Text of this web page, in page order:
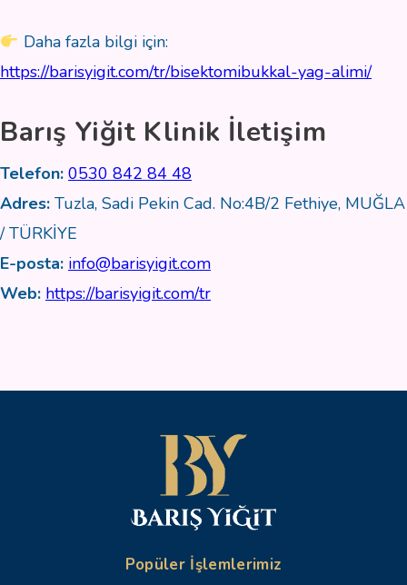
Daha fazla bilgi için:
https://barisyigit.com/tr/bisektomibukkal-yag-alimi/
Barış Yiğit Klinik İletişim
Telefon: 0530 842 84 48
Adres: Tuzla, Sadi Pekin Cad. No:4B/2 Fethiye, MUĞLA
/ TÜRKİYE
E-posta: info@barisyigit.com
Web: https://barisyigit.com/tr
Popüler İşlemlerimiz